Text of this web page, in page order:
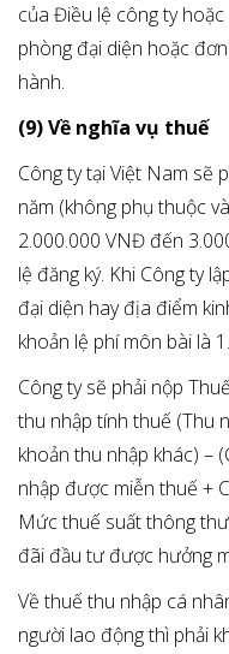
của Điều lệ công ty
phòng đại diện hoặc
hành.
(9) Về nghĩa vụ thuế
Công ty tại Việt Nam sẽ
năm (không phụ thuộc
2.000.000 VNĐ đến
lệ đăng ký. Khi Công ty
đại diện hay địa điểm
khoản lệ phí môn bài là
Công ty sẽ phải nộp
thu nhập tính thuế (Thu
khoản thu nhập khác) –
nhập được miễn thuế +
Mức thuế suất thông
đãi đầu tư được hưởng
Về thuế thu nhập cá
người lao động thì phải